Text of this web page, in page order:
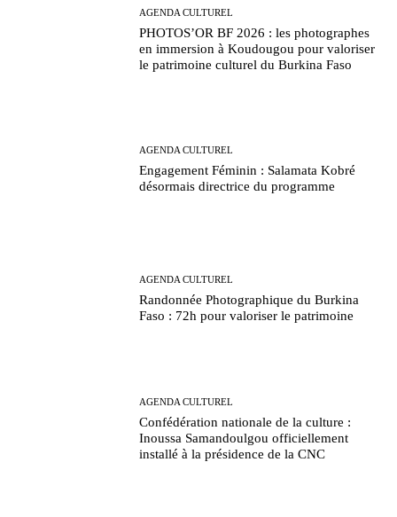
AGENDA CULTUREL
PHOTOS’OR BF 2026 : les photographes
en immersion à Koudougou pour valoriser
le patrimoine culturel du Burkina Faso
AGENDA CULTUREL
Engagement Féminin : Salamata Kobré
désormais directrice du programme
AGENDA CULTUREL
Randonnée Photographique du Burkina
Faso : 72h pour valoriser le patrimoine
AGENDA CULTUREL
Confédération nationale de la culture :
Inoussa Samandoulgou officiellement
installé à la présidence de la CNC